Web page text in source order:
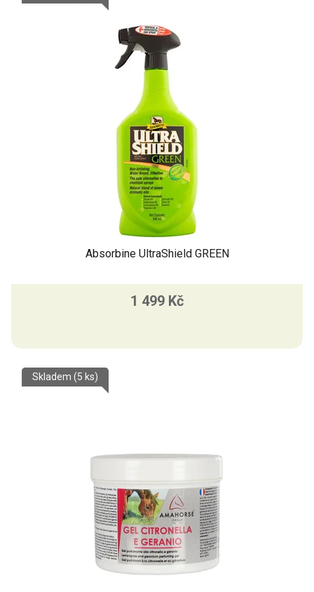
Absorbine UltraShield GREEN
1 499 Kč
Skladem (5 ks)